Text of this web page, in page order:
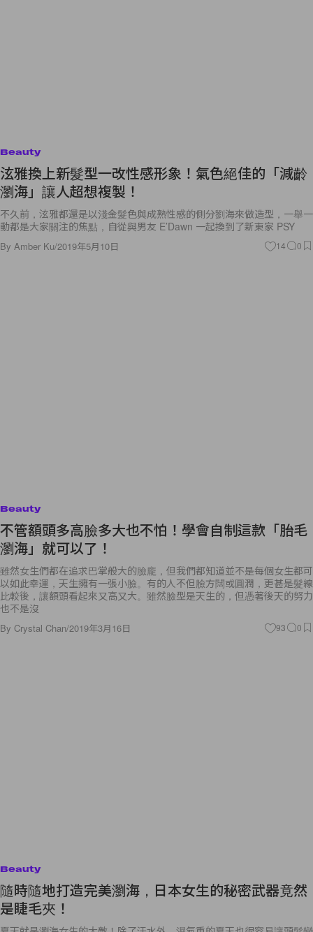
Beauty
泫雅換上新髮型一改性感形象！氣色絕佳的「減齡
瀏海」讓人超想複製！
不久前，泫雅都還是以淺金髮色與成熟性感的側分劉海來做造型，一舉一
動都是大家關注的焦點，自從與男友 E’Dawn 一起換到了新東家 PSY
By Amber Ku/2019年5月10日 14 0
Beauty
不管額頭多高臉多大也不怕！學會自制這款「胎毛
瀏海」就可以了！
雖然女生們都在追求巴掌般大的臉龐，但我們都知道並不是每個女生都可
以如此幸運，天生擁有一張小臉。有的人不但臉方闊或圓潤，更甚是髮線
比較後，讓額頭看起來又高又大。雖然臉型是天生的，但憑著後天的努力
也不是沒
By Crystal Chan/2019年3月16日 93 0
Beauty
隨時隨地打造完美瀏海，日本女生的秘密武器竟然
是睫毛夾！